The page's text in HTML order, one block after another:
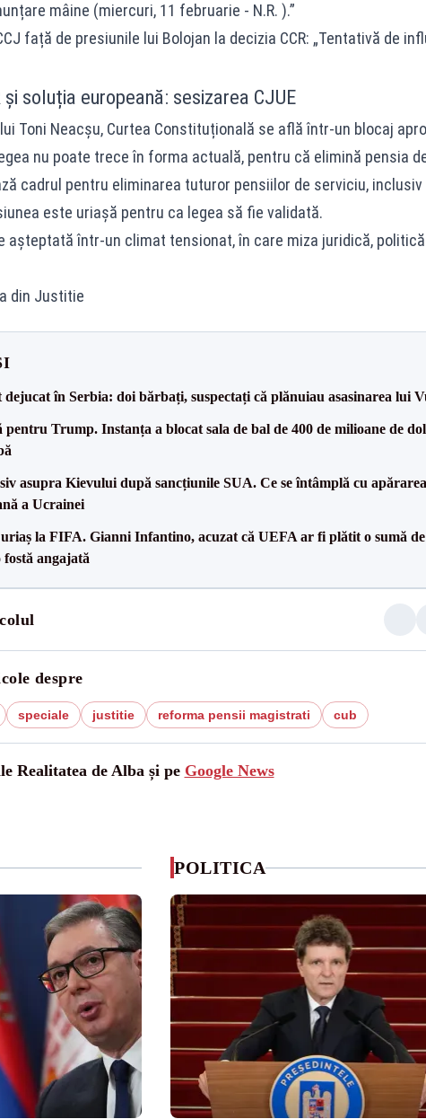
mâine (miercuri, 11 februarie - N.R. ).”
față de presiunile lui Bolojan la decizia CCR: „Tentativă de
și soluția europeană: sesizarea CJUE
Toni Neacșu, Curtea Constituțională se află într-un blocaj
nu poate trece în forma actuală, pentru că elimină pensia
cadrul pentru eliminarea tuturor pensiilor de serviciu,
este uriașă pentru ca legea să fie validată.
așteptată într-un climat tensionat, în care miza juridică,
din Justitie
în Serbia: doi bărbați, suspectați că plănuiau asasinarea lui
Trump. Instanța a blocat sala de bal de 400 de milioane de
asupra Kievului după sancțiunile SUA. Ce se întâmplă cu apărarea
a Ucrainei
la FIFA. Gianni Infantino, acuzat că UEFA ar fi plătit o sumă de
angajată
despre
speciale justitie reforma pensii magistrati cub
Realitatea de Alba și pe Google News
POLITICA